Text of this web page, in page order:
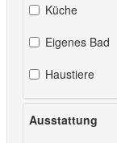
Küche
Eigenes Bad
Haustiere
Ausstattung